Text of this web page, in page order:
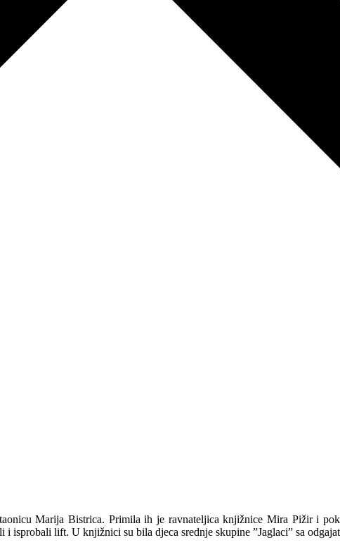
Marija Bistrica. Primila ih je ravnateljica knjižnice Mira Pižir i
isprobali lift. U knjižnici su bila djeca srednje skupine ”Jaglaci” sa